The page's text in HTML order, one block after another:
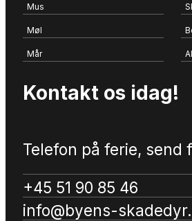
Mus
Møl
Mår
Kontakt os idag!
Telefon på ferie, send
+45 51 90 85 46
info@byens-